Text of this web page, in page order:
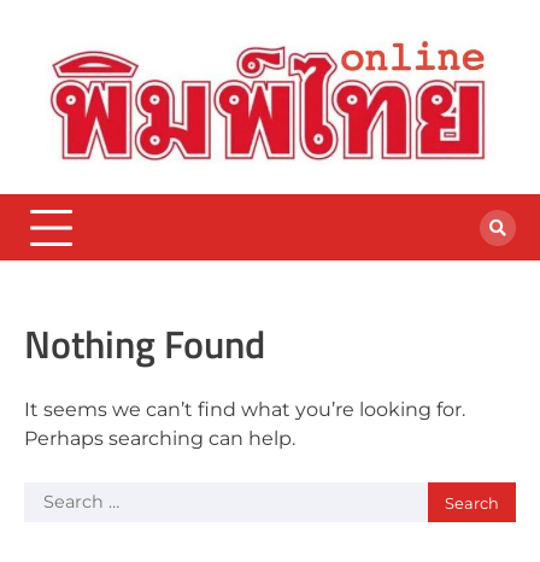
content
Nothing Found
It seems we can’t find what you’re looking for.
Perhaps searching can help.
Search